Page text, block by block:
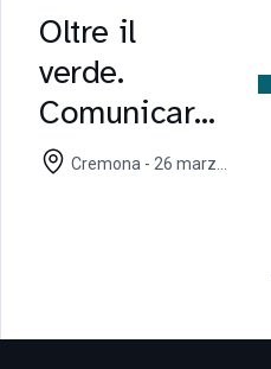
Challenge
Federvini
2026
Oltre il
verde.
Comunicare
la